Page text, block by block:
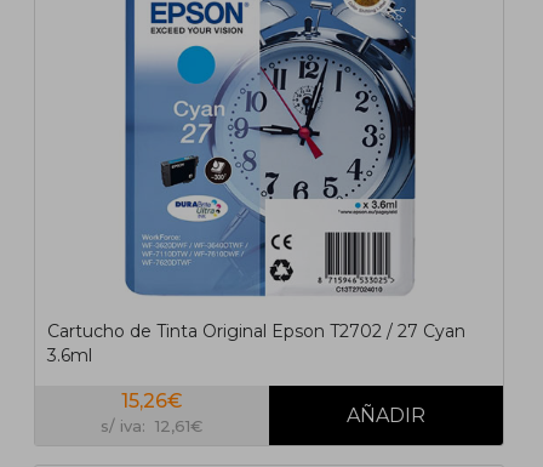
Cartucho de Tinta Original Epson T2702 / 27 Cyan
3.6ml
15,26€
s/ iva: 12,61€